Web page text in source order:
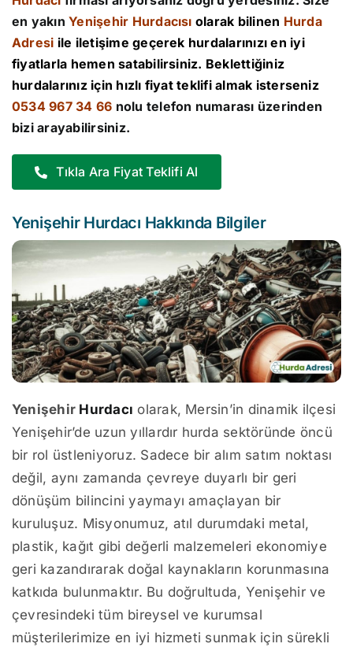
en yakınYenişehir Hurdacısı olarak bilinen Hurda
Adresi ile iletişime geçerek hurdalarınızı en iyi
fiyatlarla hemen satabilirsiniz. Beklettiğiniz
hurdalarınız için hızlı fiyat teklifi almak isterseniz
0534 967 34 66 nolu telefon numarası üzerinden
bizi arayabilirsiniz.
Tıkla Ara Fiyat Teklifi Al
Yenişehir Hurdacı Hakkında Bilgiler
Yenişehir Hurdacı olarak, Mersin’in dinamik ilçesi
Yenişehir’de uzun yıllardır hurda sektöründe öncü
bir rol üstleniyoruz. Sadece bir alım satım noktası
değil, aynı zamanda çevreye duyarlı bir geri
dönüşüm bilincini yaymayı amaçlayan bir
kuruluşuz. Misyonumuz, atıl durumdaki metal,
plastik, kağıt gibi değerli malzemeleri ekonomiye
geri kazandırarak doğal kaynakların korunmasına
katkıda bulunmaktır. Bu doğrultuda, Yenişehir ve
çevresindeki tüm bireysel ve kurumsal
müşterilerimize en iyi hizmeti sunmak için sürekli